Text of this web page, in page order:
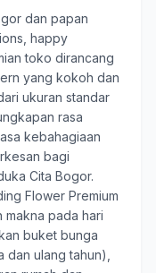
dan papan
happy
toko dirancang
yang kokoh dan
ukuran standar
rasa
kebahagiaan
bagi
Cita Bogor.
Flower Premium
pada hari
buket bunga
ulang tahun),